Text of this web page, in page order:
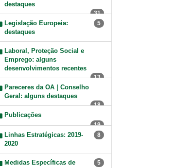
destaques
31
Legislação Europeia:
destaques
5
Laboral, Proteção Social e
Emprego: alguns
desenvolvimentos recentes
13
Pareceres da OA | Conselho
Geral: alguns destaques
18
Publicações
19
Linhas Estratégicas: 2019-
2020
8
Medidas Específicas de
5